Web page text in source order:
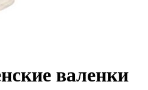
валенки